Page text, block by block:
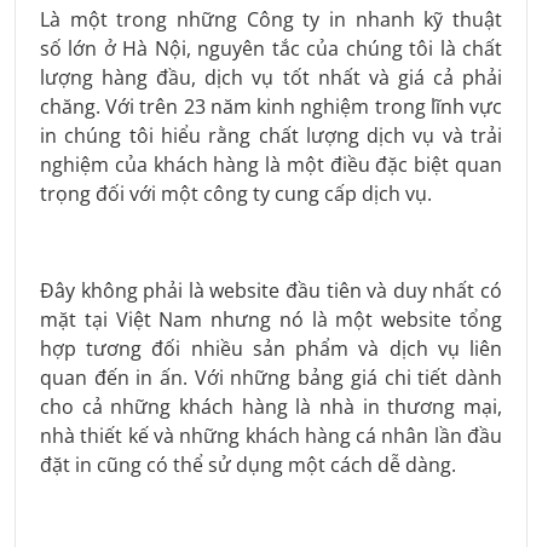
Là một trong những Công ty in nhanh kỹ thuật
số lớn ở Hà Nội, nguyên tắc của chúng tôi là chất
lượng hàng đầu, dịch vụ tốt nhất và giá cả phải
chăng. Với trên 23 năm kinh nghiệm trong lĩnh vực
in chúng tôi hiểu rằng chất lượng dịch vụ và trải
nghiệm của khách hàng là một điều đặc biệt quan
trọng đối với một công ty cung cấp dịch vụ.
Đây không phải là website đầu tiên và duy nhất có
mặt tại Việt Nam nhưng nó là một website tổng
hợp tương đối nhiều sản phẩm và dịch vụ liên
quan đến in ấn. Với những bảng giá chi tiết dành
cho cả những khách hàng là nhà in thương mại,
nhà thiết kế và những khách hàng cá nhân lần đầu
đặt in cũng có thể sử dụng một cách dễ dàng.